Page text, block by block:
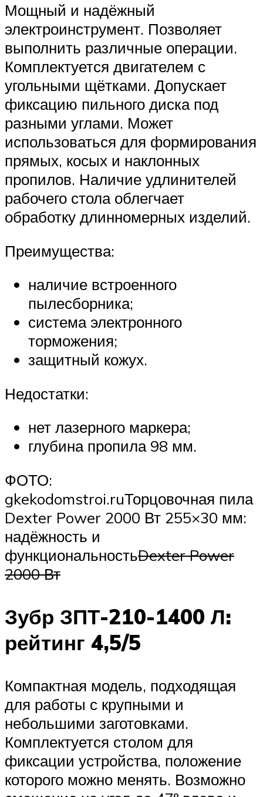
Мощный и надёжный
электроинструмент. Позволяет
выполнить различные операции.
Комплектуется двигателем с
угольными щётками. Допускает
фиксацию пильного диска под
разными углами. Может
использоваться для формирования
прямых, косых и наклонных
пропилов. Наличие удлинителей
рабочего стола облегчает
обработку длинномерных изделий.
Преимущества:
наличие встроенного
пылесборника;
система электронного
торможения;
защитный кожух.
Недостатки:
нет лазерного маркера;
глубина пропила 98 мм.
ФОТО:
gkekodomstroi.ruТорцовочная пила
Dexter Power 2000 Вт 255×30 мм:
надёжность и
функциональностьDexter Power
2000 Вт
Зубр ЗПТ-210-1400 Л:
рейтинг 4,5/5
Компактная модель, подходящая
для работы с крупными и
небольшими заготовками.
Комплектуется столом для
фиксации устройства, положение
которого можно менять. Возможно